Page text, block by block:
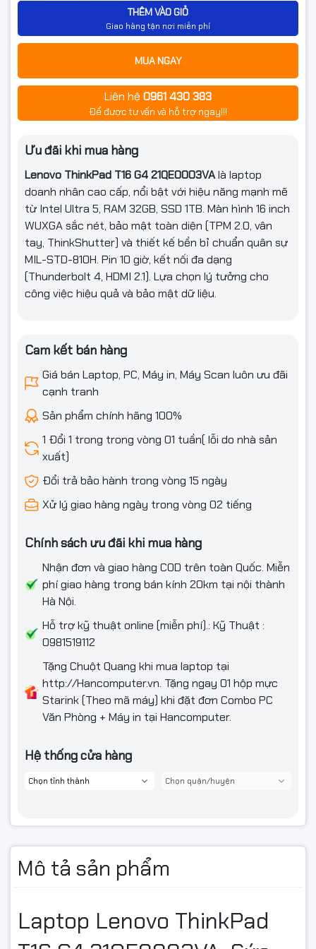
THÊM VÀO GIỎ
Giao hàng tận nơi miễn phí
MUA NGAY
Liên hệ 0961 430 383
Để được tư vấn và hỗ trợ ngay!!!
Ưu đãi khi mua hàng
Lenovo ThinkPad T16 G4 21QE0003VAlà laptop
doanh nhân cao cấp, nổi bật với hiệu năng mạnh mẽ
từ Intel Ultra 5, RAM 32GB, SSD 1TB. Màn hình 16 inch
WUXGA sắc nét, bảo mật toàn diện (TPM 2.0, vân
tay, ThinkShutter) và thiết kế bền bỉ chuẩn quân sự
MIL-STD-810H. Pin 10 giờ, kết nối đa dạng
(Thunderbolt 4, HDMI 2.1). Lựa chọn lý tưởng cho
công việc hiệu quả và bảo mật dữ liệu.
Cam kết bán hàng
Giá bán Laptop, PC, Máy in, Máy Scan luôn ưu đãi
cạnh tranh
Sản phẩm chính hãng 100%
1 Đổi 1 trong trong vòng 01 tuần( lỗi do nhà sản
xuất)
Đổi trả bảo hành trong vòng 15 ngày
Xử lý giao hàng ngày trong vòng 02 tiếng
Chính sách ưu đãi khi mua hàng
Nhận đơn và giao hàng COD trên toàn Quốc. Miễn
phí giao hàng trong bán kính 20km tại nội thành
Hà Nội.
Hỗ trợ kỹ thuật online (miễn phí).: Kỹ Thuật :
0981519112
Tặng Chuột Quang khi mua laptop tại
http://Hancomputer.vn. Tặng ngay 01 hộp mực
Starink (Theo mã máy) khi đặt đơn Combo PC
Văn Phòng + Máy in tại Hancomputer.
Hệ thống cửa hàng
Mô tả sản phẩm
Laptop Lenovo ThinkPad
Hãng không công bố
IPS 400nits Anti-glare, 45% NTSC
Thông số
(Lan/Wireless)
100/1000M (RJ-45)
Cổng giao
tiếp
1x USB-A (USB 5Gbps / USB 3.2 Gen 1)
1x USB-A (USB 5Gbps / USB 3.2 Gen 1), Always On
2x USB-C® (Thunderbolt™ 4 / USB4® 40Gbps), with
USB PD 3.0 and DisplayPort™ 2.1
1x HDMI® 2.1, up to 4K/60Hz
1x Headphone / microphone combo jack (3.5mm)
1x Ethernet (RJ-45)
Webcam Có
Đèn bàn phím Có
biệt
Nhận dạng vân tay
Phần mềm
Hệ điều hành NoOS
Thông tin khác
Thông số pin Integrated 52.5Wh
Kích thước 359 x 250 x 19.6 mm
Trọng lượng
Màu sắc Black
Bảo hành Bảo hành 3 năm